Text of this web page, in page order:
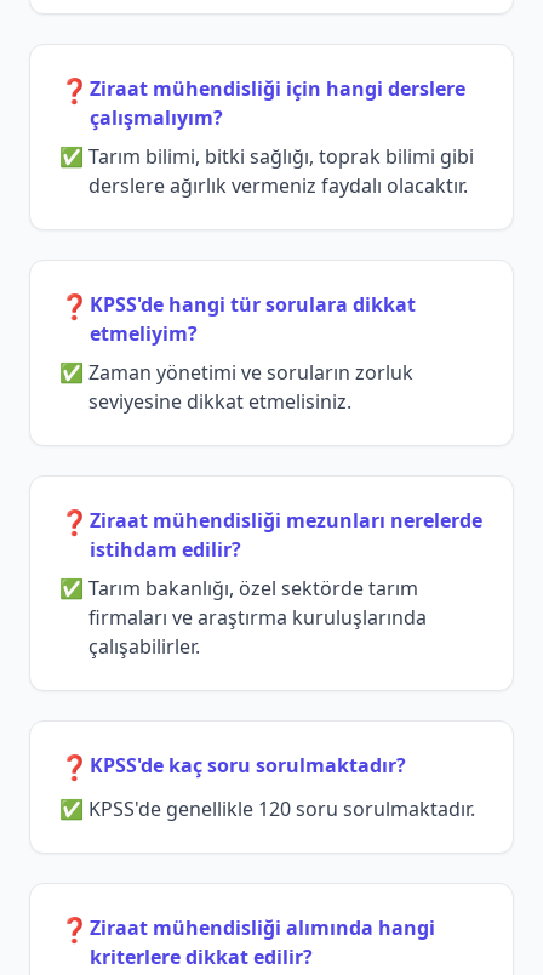
❓ Ziraat mühendisliği için hangi derslere
çalışmalıyım?
Tarım bilimi, bitki sağlığı, toprak bilimi gibi
derslere ağırlık vermeniz faydalı olacaktır.
❓ KPSS'de hangi tür sorulara dikkat
etmeliyim?
Zaman yönetimi ve soruların zorluk
seviyesine dikkat etmelisiniz.
❓ Ziraat mühendisliği mezunları nerelerde
istihdam edilir?
Tarım bakanlığı, özel sektörde tarım
firmaları ve araştırma kuruluşlarında
çalışabilirler.
❓ KPSS'de kaç soru sorulmaktadır?
KPSS'de genellikle 120 soru sorulmaktadır.
❓ Ziraat mühendisliği alımında hangi
kriterlere dikkat edilir?